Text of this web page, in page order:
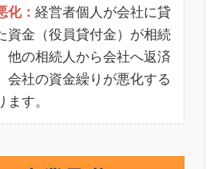
化： 経営者個人が会社に貸
資金（役員貸付金）が相続
他の相続人から会社へ返済
会社の資金繰りが悪化する
す。